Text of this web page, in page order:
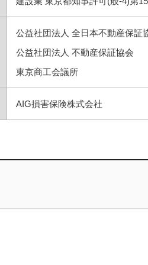
公益社団法人 全日本不動産保証
公益社団法人 不動産保証協会
東京商工会議所
AIG損害保険株式会社